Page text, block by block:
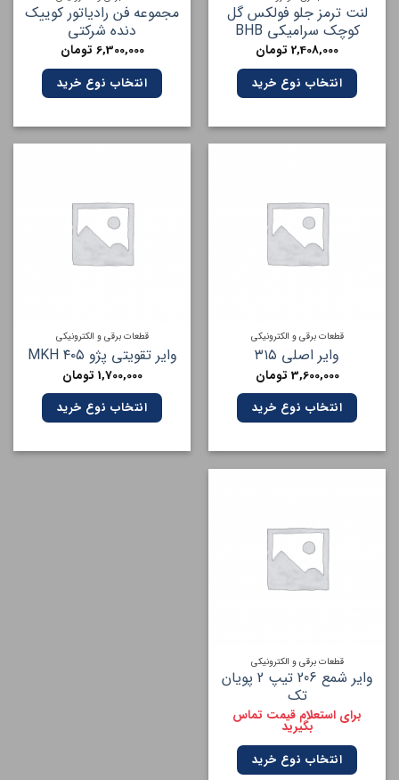
لنت ترمز جلو فولکس گل
کوچک سرامیکی BHB
2,408,000تومان
انتخاب نوع خرید
مجموعه فن رادیاتور کوییک
دنده شرکتی
6,300,000 تومان
انتخاب نوع خرید
قطعات برقی و الکترونیکی
وایر اصلی ۳۱۵
3,600,000تومان
انتخاب نوع خرید
قطعات برقی و الکترونیکی
وایر تقویتی پژو ۴۰۵ MKH
1,700,000تومان
انتخاب نوع خرید
قطعات برقی و الکترونیکی
وایر شمع 206 تیپ 2 پویان
تک
برای استعلام قیمت تماس
بگیرید
انتخاب نوع خرید